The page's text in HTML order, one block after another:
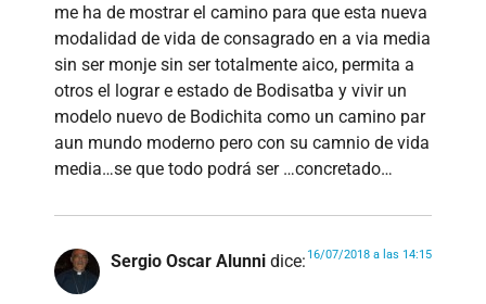
me ha de mostrar el camino para que esta nueva
modalidad de vida de consagrado en a via media
sin ser monje sin ser totalmente aico, permita a
otros el lograr e estado de Bodisatba y vivir un
modelo nuevo de Bodichita como un camino par
aun mundo moderno pero con su camnio de vida
media…se que todo podrá ser …concretado…
Sergio Oscar Alunni dice: 16/07/2018 a las 14:15